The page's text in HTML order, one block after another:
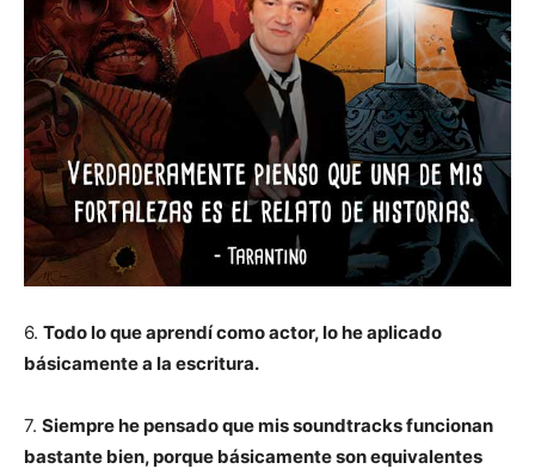
6. Todo lo que aprendí como actor, lo he aplicado
básicamente a la escritura.
7. Siempre he pensado que mis soundtracks funcionan
bastante bien, porque básicamente son equivalentes